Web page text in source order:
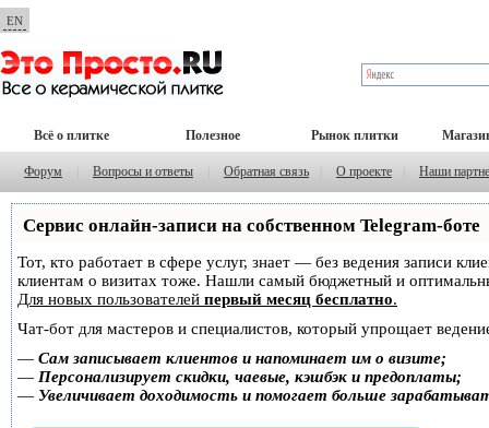
EN
Всё о плитке Полезное Рынок плитки
Форум Вопросы и ответы Обратная связь О проекте Наши
Сервис онлайн-записи на собственном Telegram-боте
Тот, кто работает в сфере услуг, знает — без ведения записи
клиентам о визитах тоже. Нашли самый бюджетный и
Для новых пользователей первый месяц бесплатно.
Чат-бот для мастеров и специалистов, который упрощает
— Сам записывает клиентов и напоминает им о визите;
— Персонализирует скидки, чаевые, кэшбэк и предоплаты;
— Увеличивает доходимость и помогает больше